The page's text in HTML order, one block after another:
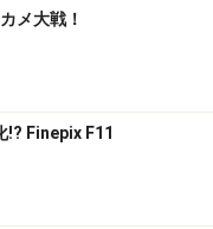
メ大戦！
!? Finepix F11